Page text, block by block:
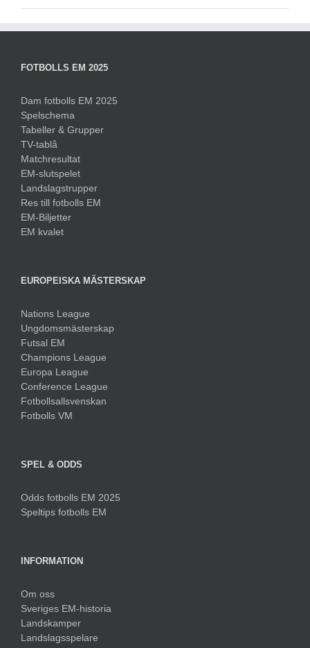
FOTBOLLS EM 2025
Dam fotbolls EM 2025
Spelschema
Tabeller & Grupper
TV-tablå
Matchresultat
EM-slutspelet
Landslagstrupper
Res till fotbolls EM
EM-Biljetter
EM kvalet
EUROPEISKA MÄSTERSKAP
Nations League
Ungdomsmästerskap
Futsal EM
Champions League
Europa League
Conference League
Fotbollsallsvenskan
Fotbolls VM
SPEL & ODDS
Odds fotbolls EM 2025
Speltips fotbolls EM
INFORMATION
Om oss
Sveriges EM-historia
Landskamper
Landslagsspelare